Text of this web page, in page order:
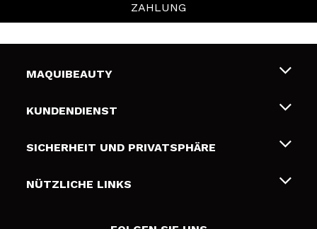
ZAHLUNG
MAQUIBEAUTY
Über uns
Geschenkkarten
KUNDENDIENST
Liefer- und Versandkosten
Zahlung
SICHERHEIT UND PRIVATSPHÄRE
Bedingungen und Datenschutz
NÜTZLICHE LINKS